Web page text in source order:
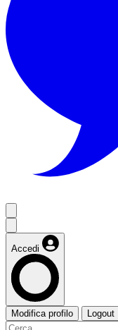
Accedi
Modifica profilo Logout